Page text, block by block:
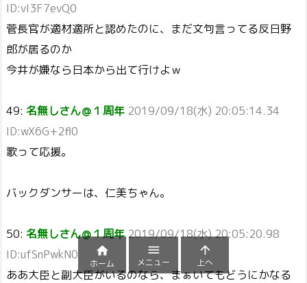
ID:vI3F7evQ0
菅長官が適材適所と認めたのに、まだ文句言ってる反日野
郎が居るのか
今井が嫌なら日本から出て行けよｗ
49: 名無しさん＠１周年 2019/09/18(水) 20:05:14.34
ID:wX6G+2fl0
歌って応援。
バックダンサーは、仁美ちゃん。
50: 名無しさん＠１周年 2019/09/18(水) 20:05:20.98
ID:ufSnPwkN0
ああ大臣と副大臣がいるのなら、まぁいてもどうにかなる

ホーム

メニュー

上へ